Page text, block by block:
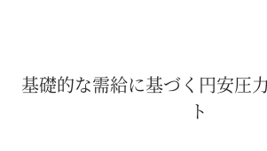
基礎的な需給に基づく円安圧
ト